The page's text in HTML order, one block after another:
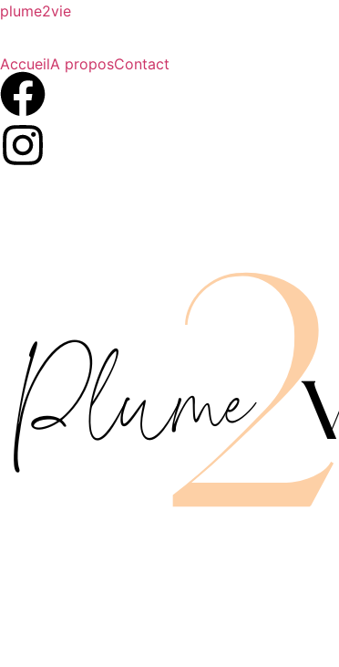
plume2vie
AccueilA proposContact